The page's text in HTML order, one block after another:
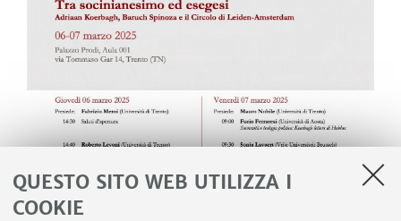
QUESTO SITO WEB UTILIZZA I
COOKIE